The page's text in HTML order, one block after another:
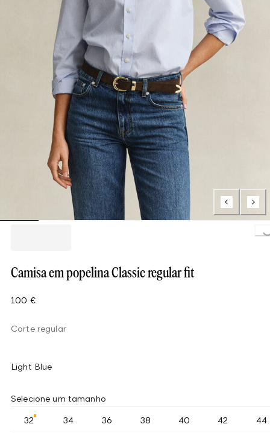
Camisa em popelina Classic regular fit
100 €
Corte regular
Light Blue
Selecione um tamanho
32 34 36 38 40 42 44